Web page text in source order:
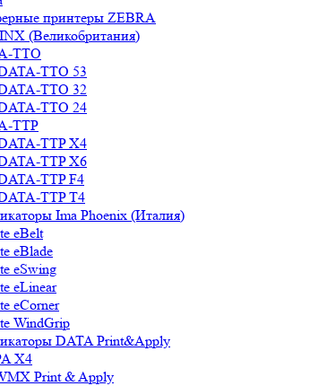
принтеры ZEBRA
(Великобритания)
TTO
TTO 53
TTO 32
TTO 24
TTP
TTP Х4
TTP Х6
TTP F4
TTP T4
Ima Phoenix (Италия)
eBelt
eBlade
eSwing
eLinear
eCorner
WindGrip
DATA Print&Apply
Х4
Print & Apply